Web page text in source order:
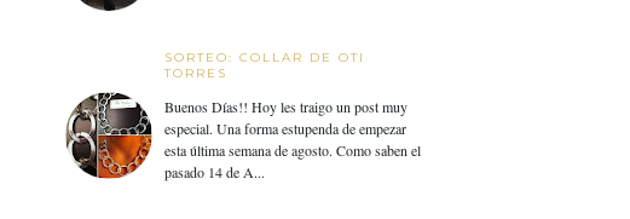
SORTEO: COLLAR DE OTI
TORRES
Buenos Días!! Hoy les traigo un post muy
especial. Una forma estupenda de empezar
esta última semana de agosto. Como saben el
pasado 14 de A...